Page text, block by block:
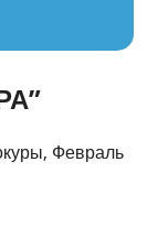
Февраль